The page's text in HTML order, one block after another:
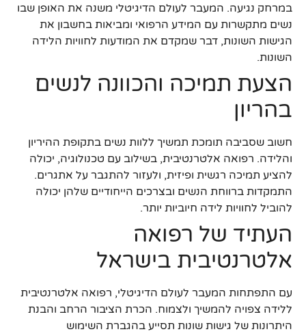
במרחק נגיעה. המעבר לעולם הדיגיטלי משנה את האופן שבו
נשים מתקשרות עם המידע הרפואי ומביאות בחשבון את
הגישות השונות, דבר שמקדם את המודעות לחוויות הלידה
השונות.
הצעת תמיכה והכוונה לנשים
בהריון
חשוב שסביבה תומכת תמשיך ללוות נשים בתקופת ההיריון
והלידה. רפואה אלטרנטיבית, בשילוב עם טכנולוגיה, יכולה
להציע תמיכה רגשית ופיזית, ולעזור להתגבר על אתגרים.
התמקדות ברווחת הנשים ובצרכים הייחודיים שלהן יכולה
להוביל לחוויות לידה חיוביות יותר.
העתיד של רפואה
אלטרנטיבית בישראל
עם התפתחות המעבר לעולם הדיגיטלי, רפואה אלטרנטיבית
ללידה צפויה להמשיך ולצמוח. הכרת הציבור הרחב והבנת
היתרונות של גישות שונות תסייע בהגברת השימוש